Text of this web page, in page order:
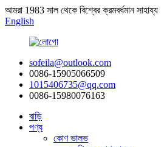
আমরা 1983 সাল থেকে বিশ্বের ক্রমবর্ধমান সাহায্য
English
sofeila@outlook.com
0086-15905066509
1015406735@qq.com
0086-15980076163
বাড়ি
পণ্য
কোণ ভালভ